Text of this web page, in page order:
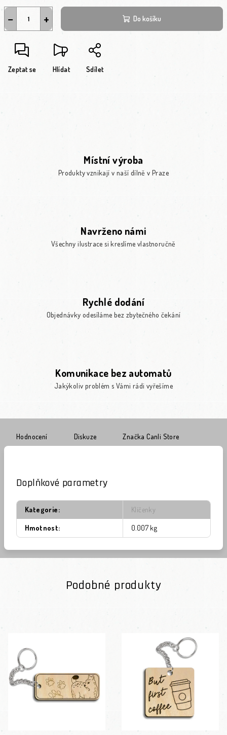
+
− Do košíku
Zeptat se Hlídat Sdílet
Místní výroba
Produkty vznikají v naší dílně v Praze
Navrženo námi
Všechny ilustrace si kreslíme vlastnoručně
Rychlé dodání
Objednávky odesíláme bez zbytečného čekání
Komunikace bez automatů
Jakýkoliv problém s Vámi rádi vyřešíme
Hodnocení Diskuze Značka Canli Store
Doplňkové parametry
Kategorie: Klíčenky
Hmotnost: 0.007 kg
Podobné produkty